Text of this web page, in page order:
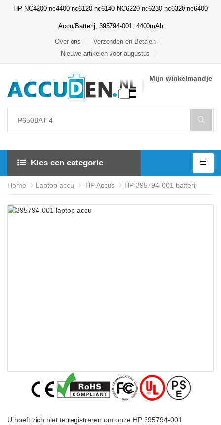
HP NC4200 nc4400 nc6120 nc6140 NC6220 nc6230 nc6320 nc6400
Accu/Batterij, 395794-001, 4400mAh
Over ons
Verzenden en Betalen
Nieuwe artikelen voor augustus
Mijn winkelmandje
Kies een categorie
Home Laptop accu HP Accus HP 395794-001 batterij
U hoeft zich niet te registreren om onze HP 395794-001